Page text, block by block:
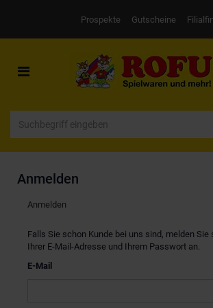
Prospekte Gutscheine
Toggle
navigation
Anmelden
Anmelden
Falls Sie schon Kunde bei uns sind, melden
Ihrer E-Mail-Adresse und Ihrem Passwort an.
E-Mail